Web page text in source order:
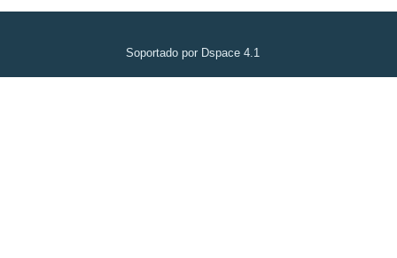
Soportado por Dspace 4.1